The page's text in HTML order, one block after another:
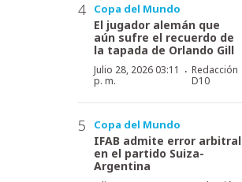
Copa del Mundo
El jugador alemán que
aún sufre el recuerdo de
la tapada de Orlando Gill
Julio 28, 2026 03:11
p. m.
· Redacción
D10
Copa del Mundo
IFAB admite error arbitral
en el partido Suiza-
Argentina